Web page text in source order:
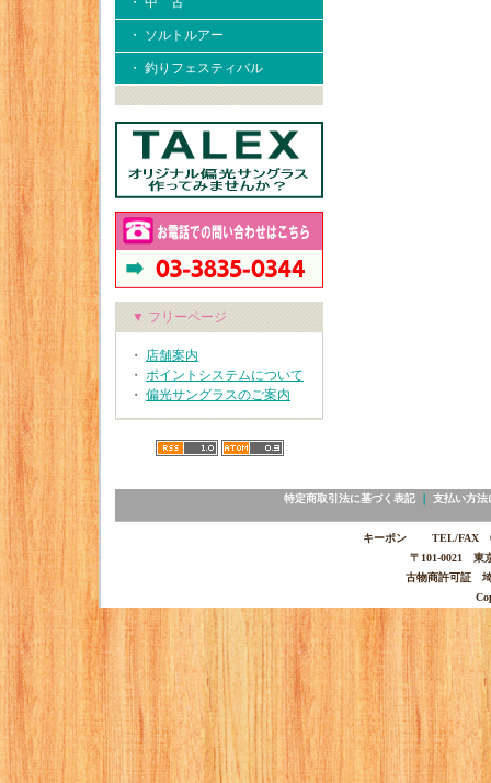
・ ソルトルアー
・ 釣りフェスティバル
▼ フリーページ
・ 店舗案内
・ ポイントシステムについて
・ 偏光サングラスのご案内
特定商取引法に基づく表記｜ 支払い方法
キーポン TEL/FAX
〒101-0021 東
古物商許可証